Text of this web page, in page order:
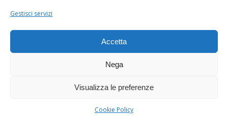
Gestisci servizi
Accetta
Nega
Visualizza le preferenze
Cookie Policy
consorzio per la produzione di energia elettrica
Dogana Sostenibile 2026 ©
Ashe Tema di
WP Royal